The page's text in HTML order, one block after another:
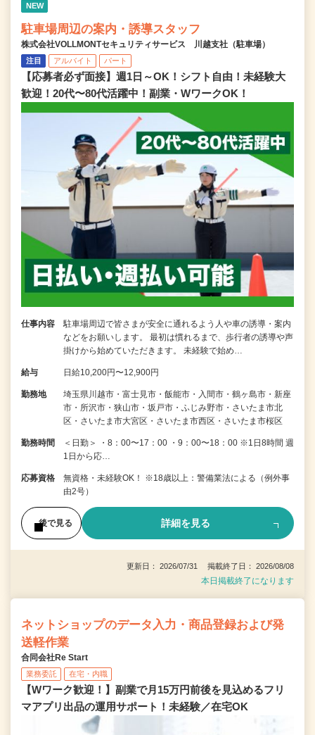
NEW
駐車場周辺の案内・誘導スタッフ
株式会社VOLLMONTセキュリティサービス 川越支社（駐車場）
注目 アルバイト パート
【応募者必ず面接】週1日～OK！シフト自由！未経験大
歓迎！20代〜80代活躍中！副業・WワークOK！
仕事内容
駐車場周辺で皆さまが安全に通れるよう人や車の誘導・案内
などをお願いします。 最初は慣れるまで、歩行者の誘導や声
掛けから始めていただきます。 未経験で始め…
給与 日給10,200円〜12,900円
勤務地
埼玉県川越市・富士見市・飯能市・入間市・鶴ヶ島市・新座
市・所沢市・狭山市・坂戸市・ふじみ野市・さいたま市北
区・さいたま市大宮区・さいたま市西区・さいたま市桜区
勤務時間
＜日勤＞ ・8：00〜17：00 ・9：00〜18：00 ※1日8時間 週
1日から応…
応募資格
無資格・未経験OK！ ※18歳以上：警備業法による（例外事
由2号）
後で見る 詳細を見る
更新日： 2026/07/31 掲載終了日： 2026/08/08
本日掲載終了になります
ネットショップのデータ入力・商品登録および発
送軽作業
合同会社Re Start
業務委託 在宅・内職
【Wワーク歓迎！】副業で月15万円前後を見込めるフリ
マアプリ出品の運用サポート！未経験／在宅OK